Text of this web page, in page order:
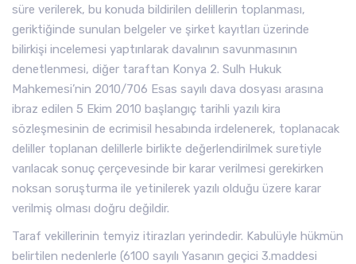
süre verilerek, bu konuda bildirilen delillerin toplanması,
geriktiğinde sunulan belgeler ve şirket kayıtları üzerinde
bilirkişi incelemesi yaptırılarak davalının savunmasının
denetlenmesi, diğer taraftan Konya 2. Sulh Hukuk
Mahkemesi’nin 2010/706 Esas sayılı dava dosyası arasına
ibraz edilen 5 Ekim 2010 başlangıç tarihli yazılı kira
sözleşmesinin de ecrimisil hesabında irdelenerek, toplanacak
deliller toplanan delillerle birlikte değerlendirilmek suretiyle
varılacak sonuç çerçevesinde bir karar verilmesi gerekirken
noksan soruşturma ile yetinilerek yazılı olduğu üzere karar
verilmiş olması doğru değildir.
Taraf vekillerinin temyiz itirazları yerindedir. Kabulüyle hükmün
belirtilen nedenlerle (6100 sayılı Yasanın geçici 3.maddesi